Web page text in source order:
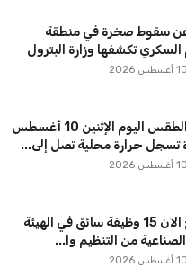
عن سقوط صخرة في منطقة
السكري تكشفها وزارة البترول
10 أغسطس 2026
تحديثات حالة الطقس اليوم الإثنين 10 أغسطس
10 أغسطس 2026
التقديم مفتوح الآن 15 وظيفة سائق في الهيئة
الصناعية من التنظيم وا...
10 أغسطس 2026